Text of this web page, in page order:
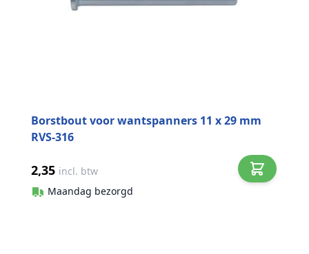
Borstbout voor wantspanners 11 x 29 mm
RVS-316
2,35 incl. btw
Maandag bezorgd